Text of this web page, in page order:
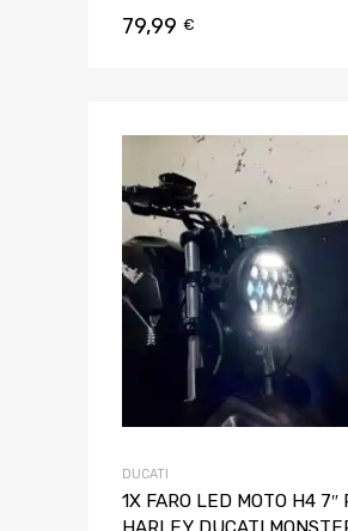
79,99 €
DUCATI
1X FARO LED MOTO H4 7″